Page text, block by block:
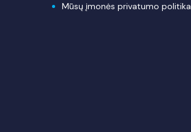
Mūsų įmonės privatumo politika